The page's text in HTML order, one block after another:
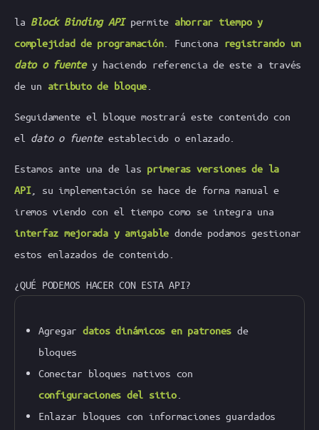
la Block Binding APIpermite ahorrar tiempo y
complejidad de programación. Funciona registrando un
dato o fuentey haciendo referencia de este a través
de un atributo de bloque
Seguidamente el bloque mostrará este contenido con
el dato o fuenteestablecido o enlazado.
Estamos ante una de las primeras versiones de la
API, su implementación se hace de forma manual e
iremos viendo con el tiempo como se integra una
interfaz mejorada y amigable donde podamos gestionar
estos enlazados de contenido.
¿QUÉ PODEMOS HACER CON ESTA API?
Agregar datos dinámicos en patrones de
bloques
Conectar bloques nativos con
configuraciones del sitio.
Enlazar bloques con informaciones guardados